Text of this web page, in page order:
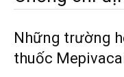
Những trường
thuốc